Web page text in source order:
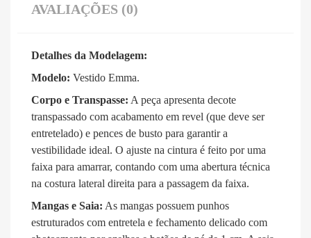
AVALIAÇÕES (0)
Detalhes da Modelagem:
Modelo: Vestido Emma.
Corpo e Transpasse: A peça apresenta decote
transpassado com acabamento em revel (que deve ser
entretelado) e pences de busto para garantir a
vestibilidade ideal. O ajuste na cintura é feito por uma
faixa para amarrar, contando com uma abertura técnica
na costura lateral direita para a passagem da faixa.
Mangas e Saia: As mangas possuem punhos
estruturados com entretela e fechamento delicado com